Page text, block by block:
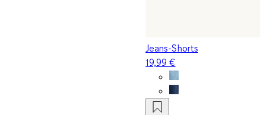
Jeans-Shorts
19,99 €